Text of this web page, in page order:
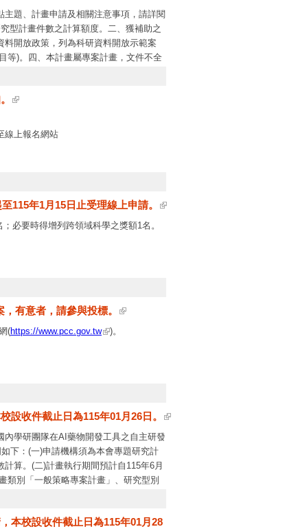
題、計畫申請及相關注意事項，請詳閱
型計畫件數之計算額度。二、獲補助之
開放政策，列為科研資料開放示範案
等)。四、本計畫屬專案計畫，文件不全
有關計畫內容及申請疑義，請洽相關學
線上報名網站
115年1月15日止受理線上申請。
必要時得增列跨領域科學之獎額1名。
外大學或獨立學院獲得博士學位，並具
始符資格）。但於此期間曾生產或育嬰
並經審查委員會審查通過，始得列為代表
有意者，請參與投標。
(https://www.pcc.gov.tw )。
設收件截止日為115年01月26日。
學研團隊在AI藥物開發工具之自主研發
下：(一)申請機構須為本會專題研究計
算。(二)計畫執行期間預計自115年6月
類別「一般策略專案計畫」、研究型別
代碼請勾選「B90D004 - 人工智慧驅動
寫，表CM03內容至多50 頁。(五)計畫
本校設收件截止日為115年01月28